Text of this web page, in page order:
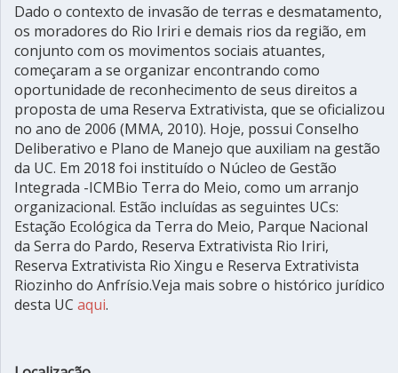
Dado o contexto de invasão de terras e desmatamento,
os moradores do Rio Iriri e demais rios da região, em
conjunto com os movimentos sociais atuantes,
começaram a se organizar encontrando como
oportunidade de reconhecimento de seus direitos a
proposta de uma Reserva Extrativista, que se oficializou
no ano de 2006 (MMA, 2010). Hoje, possui Conselho
Deliberativo e Plano de Manejo que auxiliam na gestão
da UC. Em 2018 foi instituído o Núcleo de Gestão
Integrada -ICMBio Terra do Meio, como um arranjo
organizacional. Estão incluídas as seguintes UCs:
Estação Ecológica da Terra do Meio, Parque Nacional
da Serra do Pardo, Reserva Extrativista Rio Iriri,
Reserva Extrativista Rio Xingu e Reserva Extrativista
Riozinho do Anfrísio.Veja mais sobre o histórico jurídico
desta UC aqui.